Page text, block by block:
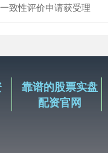
致性评价申请获受理
靠谱的股票实盘
配资官网